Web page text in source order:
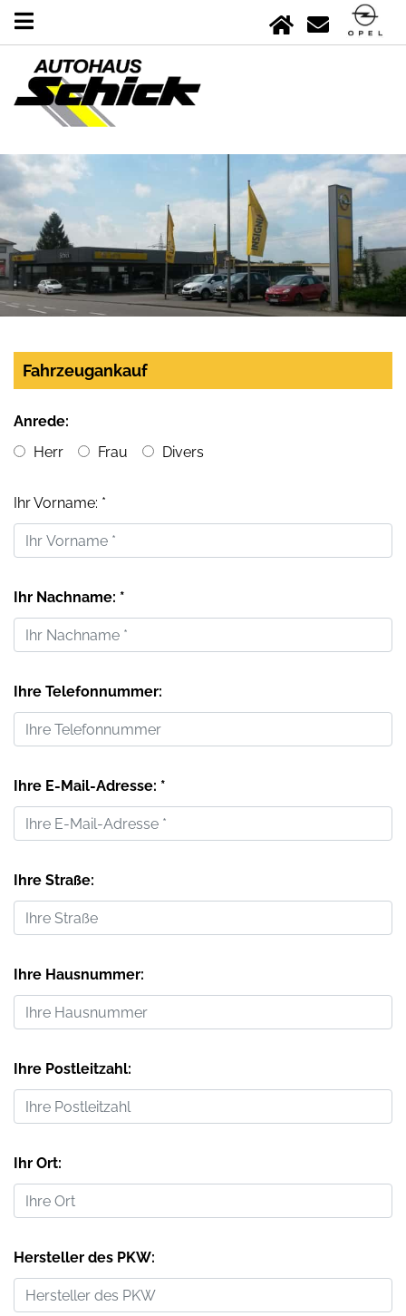
Fahrzeugankauf
Anrede:
Herr
Frau Divers
Ihr Vorname: *
Ihr Nachname: *
Ihre Telefonnummer:
Ihre E-Mail-Adresse: *
Ihre Straße:
Ihre Hausnummer:
Ihre Postleitzahl:
Ihr Ort:
Hersteller des PKW: